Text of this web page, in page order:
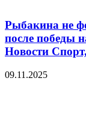
Рыбакина не
после победы
Новости
09.11.2025